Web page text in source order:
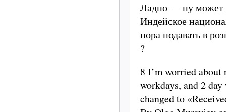
Ладно — ну может
Индейское
пора подавать в
?
8 I’m worried about
workdays, and 2
changed to